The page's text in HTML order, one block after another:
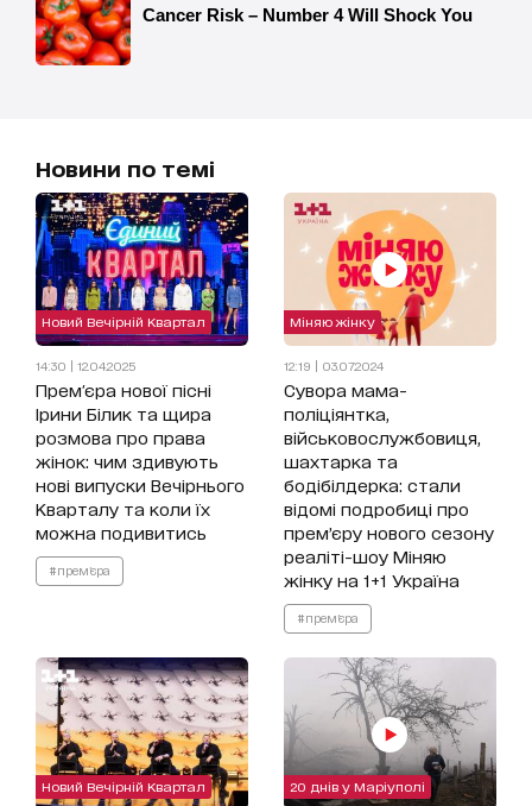
Новини по темі
Новий Вечірній Квартал
14:30 | 12.04.2025
Прем'єра нової пісні
Ірини Білик та щира
розмова про права
жінок: чим здивують
нові випуски Вечірнього
Кварталу та коли їх
можна подивитись
#прем'єра
Міняю жінку
12:19 | 03.07.2024
Сувора мама-
поліціянтка,
військовослужбовиця,
шахтарка та
бодібілдерка: стали
відомі подробиці про
прем’єру нового сезону
реаліті-шоу Міняю
жінку на 1+1 Україна
#прем'єра
Новий Вечірній Квартал 20 днів у Маріуполі